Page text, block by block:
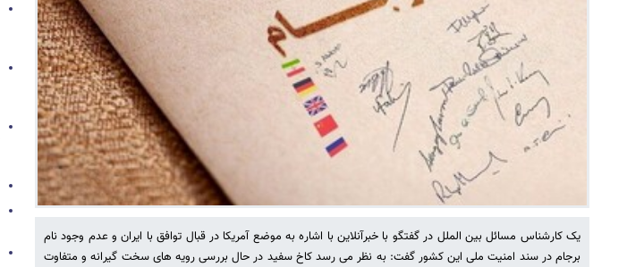
یک کارشناس مسائل بین الملل در گفتگو با خبرآنلاین با اشاره به موضع آمریکا در قبال توافق با ایران و عدم وجود نام
برجام در سند امنیت ملی این کشور گفت: به نظر می رسد کاخ سفید در حال بررسی رویه های سخت گیرانه و متفاوت